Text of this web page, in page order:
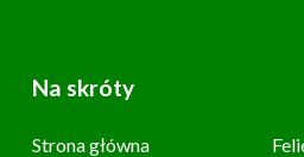
Na skróty
Strona główna